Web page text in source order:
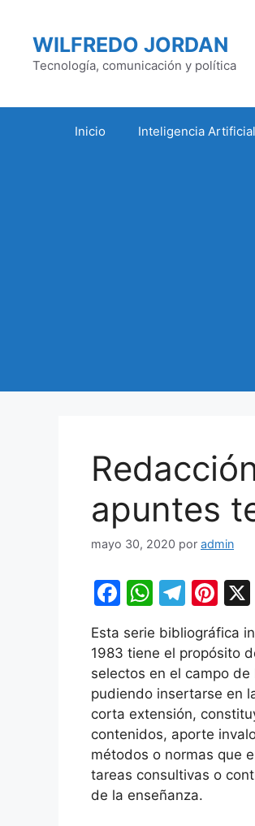
contenidoWILFREDO JORDAN
Tecnología, comunicación y política
Inicio Inteligencia Artificial
apuntes
mayo 30, 2020 por admin
F
c
e
b
o
o
k
W
h
at
s
A
p
p
T
el
e
gr
a
m
Pi
nt
er
e
st
Esta serie bibliográfica
1983 tiene el propósito
selectos en el campo
pudiendo insertarse en
corta extensión,
contenidos, aporte
métodos o normas que
tareas consultivas o
de la enseñanza.